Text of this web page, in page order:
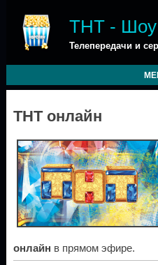
ТНТ - Шоу
Телепередачи и
ТНТ онлайн
онлайн в прямом эфире.